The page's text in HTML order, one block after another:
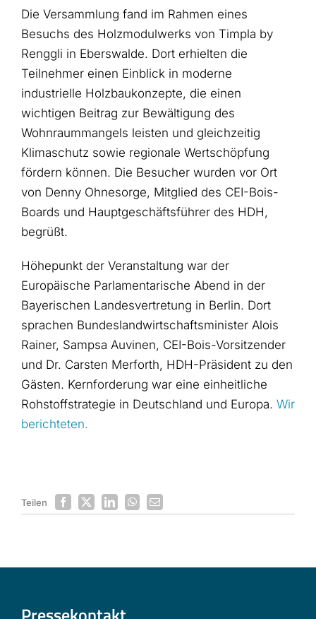
Die Versammlung fand im Rahmen eines
Besuchs des Holzmodulwerks von Timpla by
Renggli in Eberswalde. Dort erhielten die
Teilnehmer einen Einblick in moderne
industrielle Holzbaukonzepte, die einen
wichtigen Beitrag zur Bewältigung des
Wohnraummangels leisten und gleichzeitig
Klimaschutz sowie regionale Wertschöpfung
fördern können. Die Besucher wurden vor Ort
von Denny Ohnesorge, Mitglied des CEI-Bois-
Boards und Hauptgeschäftsführer des HDH,
begrüßt.
Höhepunkt der Veranstaltung war der
Europäische Parlamentarische Abend in der
Bayerischen Landesvertretung in Berlin. Dort
sprachen Bundeslandwirtschaftsminister Alois
Rainer, Sampsa Auvinen, CEI-Bois-Vorsitzender
und Dr. Carsten Merforth, HDH-Präsident zu den
Gästen. Kernforderung war eine einheitliche
Rohstoffstrategie in Deutschland und Europa. Wir
berichteten.
Teilen